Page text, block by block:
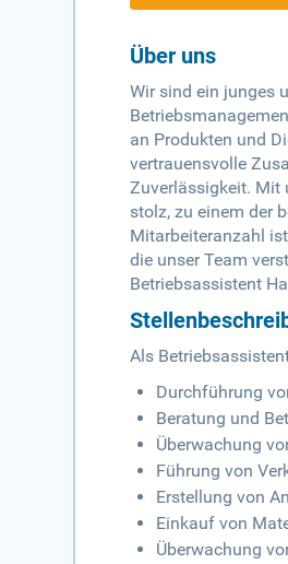
Über uns
Wir sind ein junges
an Produkten und
vertrauensvolle
Zuverlässigkeit. Mit
stolz, zu einem der
Mitarbeiteranzahl
die unser Team
Betriebsassistent
Als
Durchführung
Beratung und
Überwachung
Führung von
Erstellung von
Einkauf von
Überwachung